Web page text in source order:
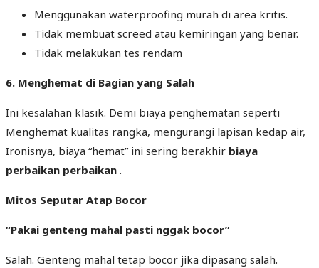
Menggunakan waterproofing murah di area kritis.
Tidak membuat screed atau kemiringan yang benar.
Tidak melakukan tes rendam
6. Menghemat di Bagian yang Salah
Ini kesalahan klasik. Demi biaya penghematan seperti
Menghemat kualitas rangka, mengurangi lapisan kedap air,
Ironisnya, biaya “hemat” ini sering berakhir biaya
perbaikan perbaikan .
Mitos Seputar Atap Bocor
“Pakai genteng mahal pasti nggak bocor”
Salah. Genteng mahal tetap bocor jika dipasang salah.